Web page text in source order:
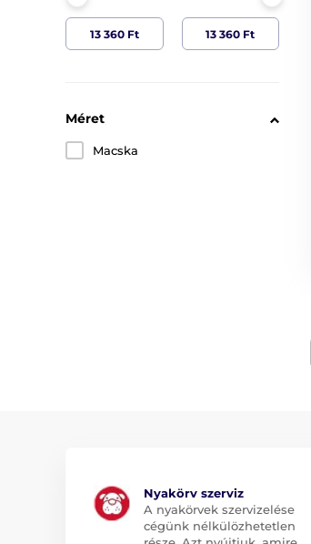
Méret
Macska
Nyakörv szerviz
A nyakörvek szervizelése
cégünk nélkülözhetetlen